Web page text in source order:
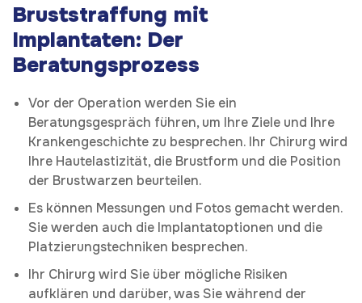
Bruststraffung mit
Implantaten: Der
Beratungsprozess
Vor der Operation werden Sie ein
Beratungsgespräch führen, um Ihre Ziele und Ihre
Krankengeschichte zu besprechen. Ihr Chirurg wird
Ihre Hautelastizität, die Brustform und die Position
der Brustwarzen beurteilen.
Es können Messungen und Fotos gemacht werden.
Sie werden auch die Implantatoptionen und die
Platzierungstechniken besprechen.
Ihr Chirurg wird Sie über mögliche Risiken
aufklären und darüber, was Sie während der